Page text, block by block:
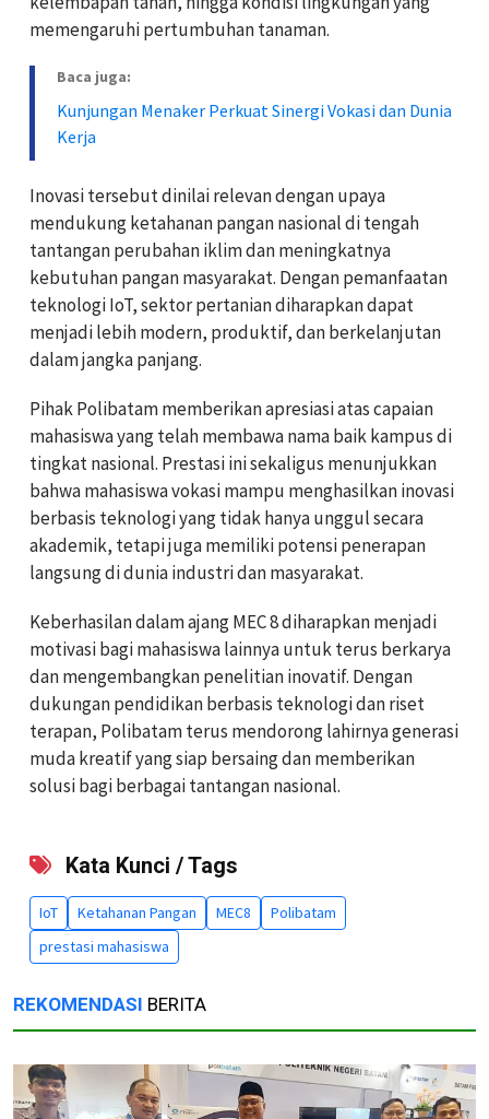
memengaruhi pertumbuhan tanaman.
Baca juga:
Kunjungan Menaker Perkuat Sinergi Vokasi dan Dunia
Kerja
Inovasi tersebut dinilai relevan dengan upaya
mendukung ketahanan pangan nasional di tengah
tantangan perubahan iklim dan meningkatnya
kebutuhan pangan masyarakat. Dengan pemanfaatan
teknologi IoT, sektor pertanian diharapkan dapat
menjadi lebih modern, produktif, dan berkelanjutan
dalam jangka panjang.
Pihak Polibatam memberikan apresiasi atas capaian
mahasiswa yang telah membawa nama baik kampus di
tingkat nasional. Prestasi ini sekaligus menunjukkan
bahwa mahasiswa vokasi mampu menghasilkan inovasi
berbasis teknologi yang tidak hanya unggul secara
akademik, tetapi juga memiliki potensi penerapan
langsung di dunia industri dan masyarakat.
Keberhasilan dalam ajang MEC 8 diharapkan menjadi
motivasi bagi mahasiswa lainnya untuk terus berkarya
dan mengembangkan penelitian inovatif. Dengan
dukungan pendidikan berbasis teknologi dan riset
terapan, Polibatam terus mendorong lahirnya generasi
muda kreatif yang siap bersaing dan memberikan
solusi bagi berbagai tantangan nasional.
Kata Kunci / Tags
IoT Ketahanan Pangan MEC8
Polibatam
prestasi mahasiswa
REKOMENDASI BERITA